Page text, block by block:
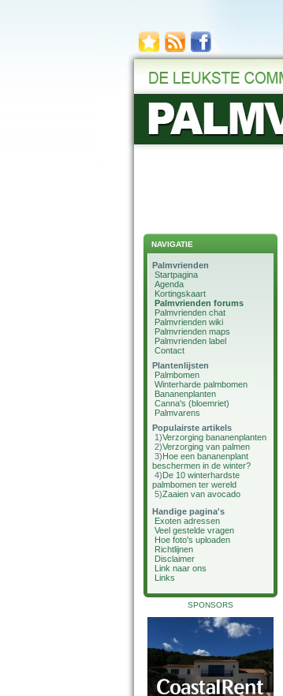
NAVIGATIE
Palmvrienden
Startpagina
Agenda
Kortingskaart
Palmvrienden forums
Palmvrienden chat
Palmvrienden wiki
Palmvrienden maps
Palmvrienden label
Contact
Plantenlijsten
Palmbomen
Winterharde palmbomen
Bananenplanten
Canna's (bloemriet)
Palmvarens
Populairste artikels
1)Verzorging bananenplanten
2)Verzorging van palmen
3)Hoe een bananenplant
beschermen in de winter?
4)De 10 winterhardste
palmbomen ter wereld
5)Zaaien van avocado
Handige pagina's
Exoten adressen
Veel gestelde vragen
Hoe foto's uploaden
Richtlijnen
Disclaimer
Link naar ons
Links
SPONSORS